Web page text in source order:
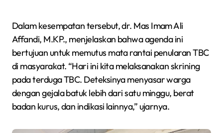
Dalam kesempatan tersebut, dr. Mas Imam Ali
Affandi, M.KP., menjelaskan bahwa agenda ini
bertujuan untuk memutus mata rantai penularan TBC
di masyarakat. “Hari ini kita melaksanakan skrining
pada terduga TBC. Deteksinya menyasar warga
dengan gejala batuk lebih dari satu minggu, berat
badan kurus, dan indikasi lainnya,” ujarnya.